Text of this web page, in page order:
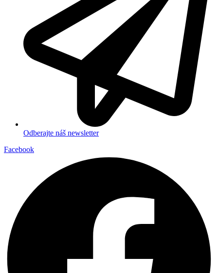
Odberajte náš newsletter
Facebook